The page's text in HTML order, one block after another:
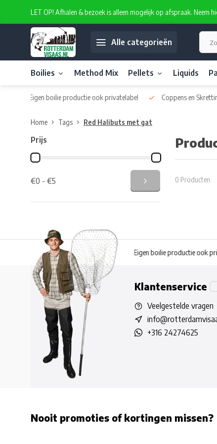
LET OP! Afhalen & bezoek is alleen mogelijk op afspraak. Neem
Alle categorieën
Boilies Method Mix Pellets Liquids
Coppens en Skretting pellets Diverse kwaliteits
Home Tags Red Halibuts met gat
Prijs
€0 - €5 0 Producten
Eigen boilie productie ook privatelabel Coppens en Skretting
Klantenservice
Veelgestelde vragen
+316 24274625
Nooit promoties of kortingen missen?